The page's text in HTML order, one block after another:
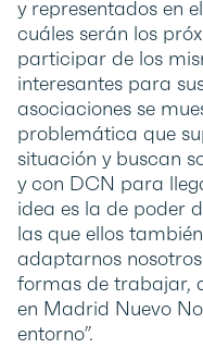
y representados en
cuáles serán los
participar de los
interesantes para
asociaciones se
problemática que
situación y buscan
y con DCN para
idea es la de poder
las que ellos
adaptarnos
formas de trabajar,
en Madrid Nuevo
entorno”.